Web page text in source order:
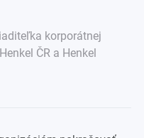
korporátnej
ČR a Henkel